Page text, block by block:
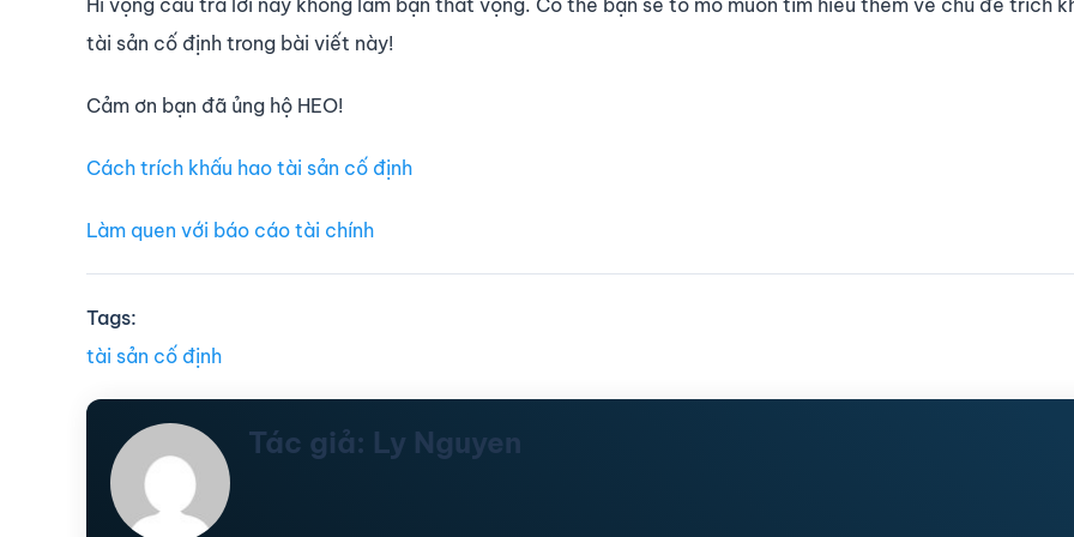
Hi vọng câu trả lời này không làm bạn thất vọng. Có thể bạn sẽ tò mò muốn tìm hiểu thêm về chủ đề trích
tài sản cố định trong bài viết này!
Cảm ơn bạn đã ủng hộ HEO!
Cách trích khấu hao tài sản cố định
Làm quen với báo cáo tài chính
Tags:
tài sản cố định
Tác giả: Ly Nguyen